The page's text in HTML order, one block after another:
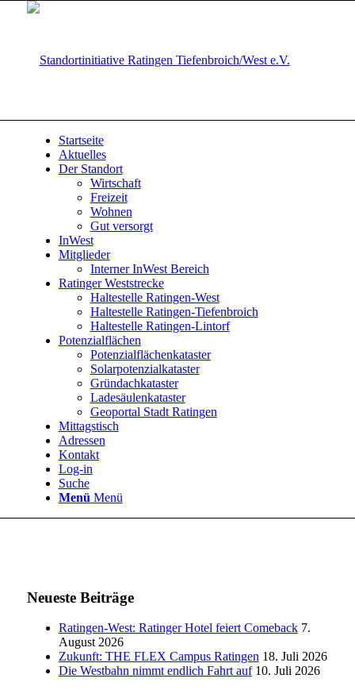
Startseite
Aktuelles
Der Standort
Wirtschaft
Freizeit
Wohnen
Gut versorgt
InWest
Mitglieder
Interner InWest Bereich
Ratinger Weststrecke
Haltestelle Ratingen-West
Haltestelle Ratingen-Tiefenbroich
Haltestelle Ratingen-Lintorf
Potenzialflächen
Potenzialflächenkataster
Solarpotenzialkataster
Gründachkataster
Ladesäulenkataster
Geoportal Stadt Ratingen
Mittagstisch
Adressen
Kontakt
Log-in
Suche
Menü Menü
Neueste Beiträge
Ratingen-West: Ratinger Hotel feiert Comeback 7.
August 2026
Zukunft: THE FLEX Campus Ratingen 18. Juli 2026
Die Westbahn nimmt endlich Fahrt auf 10. Juli 2026